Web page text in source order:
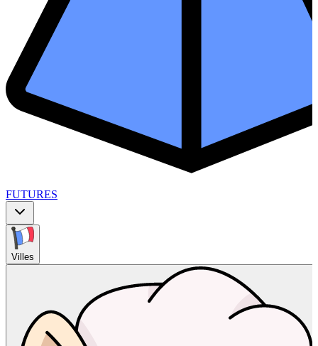
FUTURES
Villes